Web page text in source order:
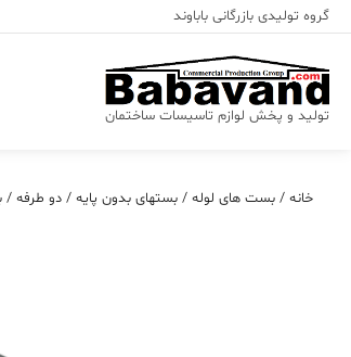
Skip
to
گروه تولیدی بازرگانی باباوند
تولید و پخش لوازم تاسیسات ساختمان
خانه / بست های لوله / بستهای بدون پایه / دو طرفه /